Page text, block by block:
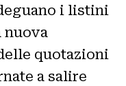
i listini
nuova
quotazioni
a salire